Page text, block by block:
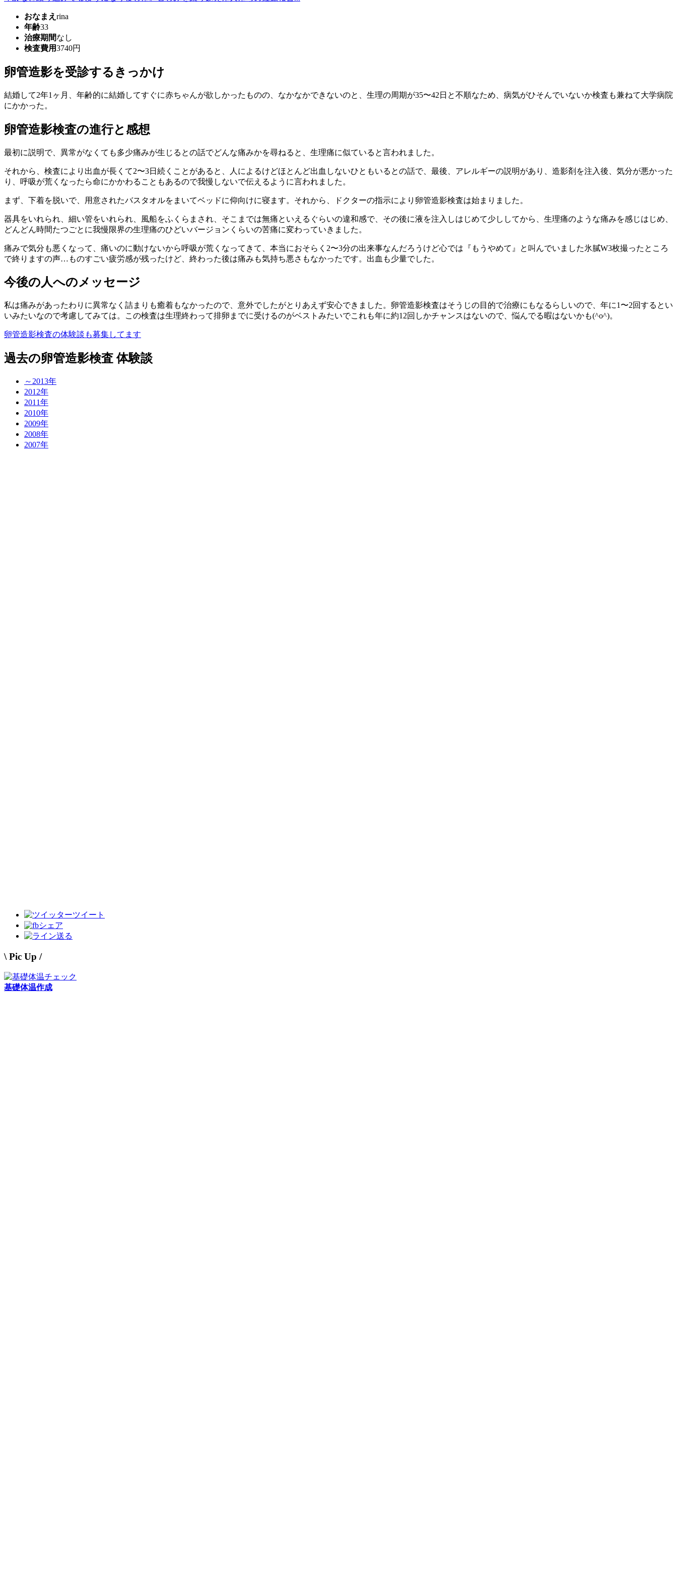
おなまえ rina
年齢33
治療期間なし
検査費用3740円
卵管造影を受診するきっかけ
結婚して2年1ヶ月、年齢的に結婚してすぐに赤ちゃんが欲しかったものの、なかなかできないのと、生理の周期が35〜42日と不順なため、病気がひそんでいないか検査も兼ねて大学病院
にかかった。
卵管造影検査の進行と感想
最初に説明で、異常がなくても多少痛みが生じるとの話でどんな痛みかを尋ねると、生理痛に似ていると言われました。
それから、検査により出血が長くて2〜3日続くことがあると、人によるけどほとんど出血しないひともいるとの話で、最後、アレルギーの説明があり、造影剤を注入後、気分が悪かった
り、呼吸が荒くなったら命にかかわることもあるので我慢しないで伝えるように言われました。
まず、下着を脱いで、用意されたバスタオルをまいてベッドに仰向けに寝ます。それから、ドクターの指示により卵管造影検査は始まりました。
器具をいれられ、細い管をいれられ、風船をふくらまされ、そこまでは無痛といえるぐらいの違和感で、その後に液を注入しはじめて少ししてから、生理痛のような痛みを感じはじめ、
どんどん時間たつごとに我慢限界の生理痛のひどいバージョンくらいの苦痛に変わっていきました。
痛みで気分も悪くなって、痛いのに動けないから呼吸が荒くなってきて、本当におそらく2〜3分の出来事なんだろうけど心では『もうやめて』と叫んでいました氷膩W3枚撮ったところ
で終りますの声…ものすごい疲労感が残ったけど、終わった後は痛みも気持ち悪さもなかったです。出血も少量でした。
今後の人へのメッセージ
私は痛みがあったわりに異常なく詰まりも癒着もなかったので、意外でしたがとりあえず安心できました。卵管造影検査はそうじの目的で治療にもなるらしいので、年に1〜2回するとい
いみたいなので考慮してみては。この検査は生理終わって排卵までに受けるのがベストみたいでこれも年に約12回しかチャンスはないので、悩んでる暇はないかも(^o^)。
卵管造影検査の体験談も募集してます
過去の卵管造影検査 体験談
～2013年
2012年
2011年
2010年
2009年
2008年
2007年
ツイート
シェア
送る
\ Pic Up /
基礎体温作成